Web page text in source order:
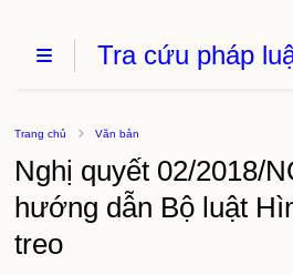
Tra cứu pháp
thuật phần mềm
Trang chủ Văn bản
Nghị quyết 02/2018/
hướng dẫn Bộ luật
treo